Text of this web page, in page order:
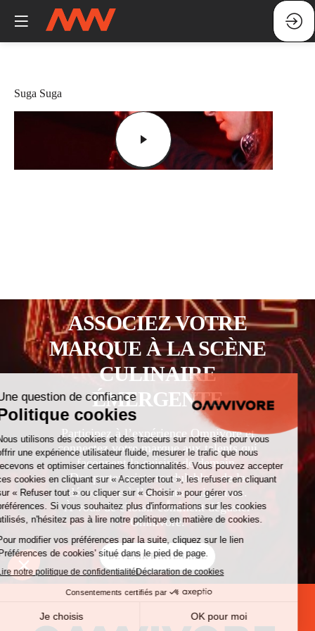
Suga Suga
ASSOCIEZ VOTRE
MARQUE À LA SCÈNE
CULINAIRE
ÉMERGENTE
Participez à l’expérience Omnivore et
connectez votre marque aux talents qui
façonnent la cuisine de demain.
Des partenariats modulables, de la
découverte à l’activation signature.
À vous de choisir comment déguster
Omnivore.
DEVENIR PARTENAIRE